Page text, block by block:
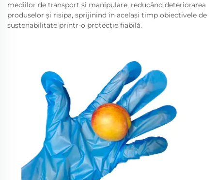
mediilor de transport și manipulare, reducând deteriorarea
produselor și risipa, sprijinind în același timp obiectivele de
sustenabilitate printr-o protecție fiabilă.